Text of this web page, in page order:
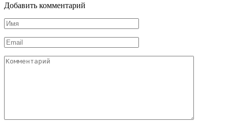
Добавить комментарий
Имя
*
Email
*
Комментарий